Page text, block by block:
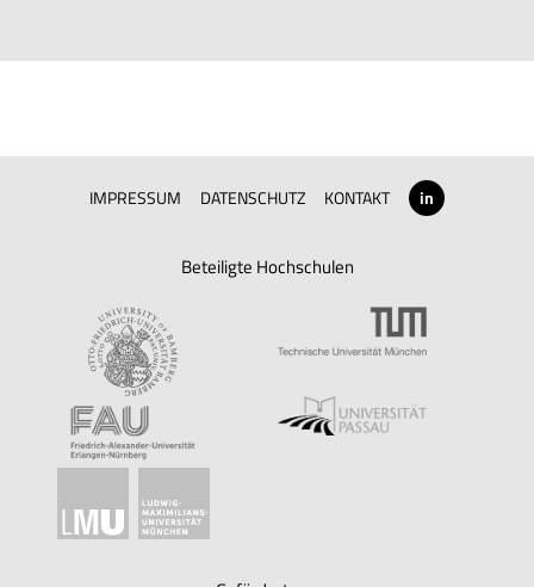
Beteiligte Hochschulen
IMPRESSUM DATENSCHUTZ KONTAKT in